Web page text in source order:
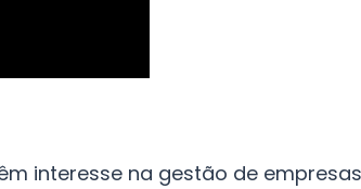
interesse na gestão de empresas